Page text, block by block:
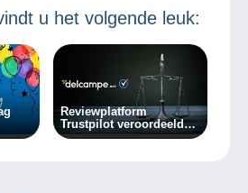
u het volgende leuk:
Reviewplatform
Trustpilot veroordeeld
voor oneerlijke